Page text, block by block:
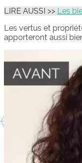
LIRE AUSSI >> Les
Les vertus et
apporteront aussi